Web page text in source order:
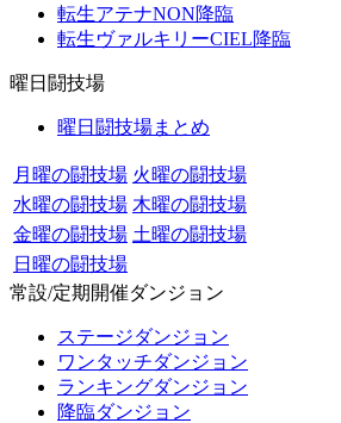
転生アテナNON降臨
転生ヴァルキリーCIEL降臨
曜日闘技場
曜日闘技場まとめ
月曜の闘技場 火曜の闘技場
水曜の闘技場 木曜の闘技場
金曜の闘技場 土曜の闘技場
日曜の闘技場
常設/定期開催ダンジョン
ステージダンジョン
ワンタッチダンジョン
ランキングダンジョン
降臨ダンジョン